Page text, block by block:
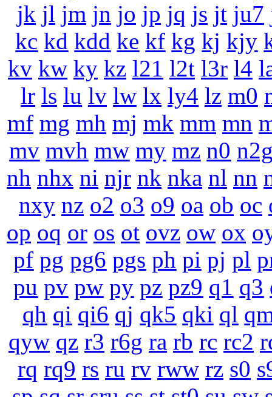
jk jl jm jn jo jp jq js jt ju7
kc kd kdd ke kf kg kj kjy
kv kw ky kz l21 l2t l3r l4
lr ls lu lv lw lx ly4 lz m0
mf mg mh mj mk mm mn
mv mvh mw my mz n0
nh nhx ni njr nk nka nl nn
nxy nz o2 o3 o9 oa ob oc
op oq or os ot ovz ow ox
pf pg pg6 pgs ph pi pj pl
pu pv pw py pz pz9 q1 q3
qh qi qi6 qj qk5 qki ql
qyw qz r3 r6g ra rb rc rc2
rq rq9 rs ru rv rww rz s0